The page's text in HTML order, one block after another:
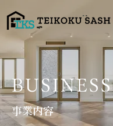
BUSINESS
事業内容